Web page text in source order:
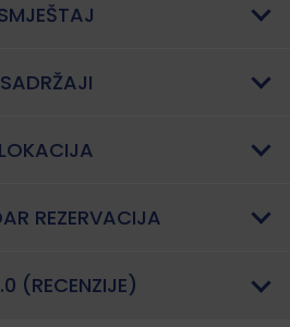
SADRŽAJI
LOKACIJA
REZERVACIJA
(RECENZIJE)